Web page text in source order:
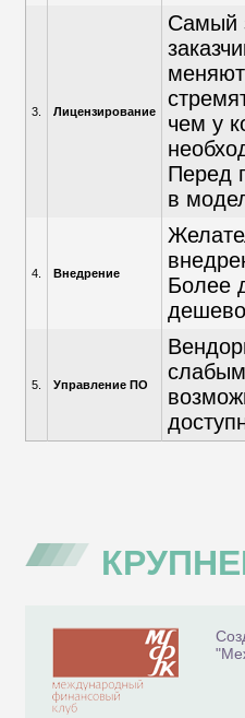
3. Лицензирование
Самый
чем у
Перед
в
4. Внедрение
Более
5. Управление ПО